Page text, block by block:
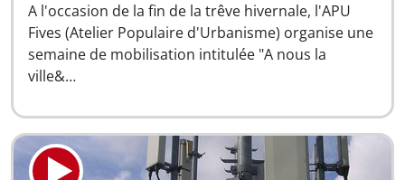
A l'occasion de la fin de la trêve hivernale, l'APU
Fives (Atelier Populaire d'Urbanisme) organise une
semaine de mobilisation intitulée "A nous la
ville&…